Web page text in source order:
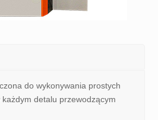
do wykonywania prostych
detalu przewodzącym